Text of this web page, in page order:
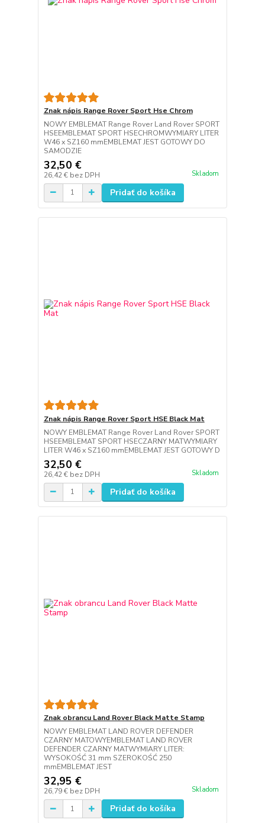
Znak nápis Range Rover Sport Hse Chrom
NOWY EMBLEMAT Range Rover Land Rover SPORT
HSEEMBLEMAT SPORT HSECHROMWYMIARY LITER
W46 x SZ160 mmEMBLEMAT JEST GOTOWY DO
SAMODZIE
32,50 €
26,42 € bez DPH Skladom
Pridať do košíka
Znak nápis Range Rover Sport HSE Black Mat
NOWY EMBLEMAT Range Rover Land Rover SPORT
HSEEMBLEMAT SPORT HSECZARNY MATWYMIARY
LITER W46 x SZ160 mmEMBLEMAT JEST GOTOWY D
32,50 €
26,42 € bez DPH Skladom
Pridať do košíka
Znak obrancu Land Rover Black Matte Stamp
NOWY EMBLEMAT LAND ROVER DEFENDER
CZARNY MATOWYEMBLEMAT LAND ROVER
DEFENDER CZARNY MATWYMIARY LITER:
WYSOKOŚĆ 31 mm SZEROKOŚĆ 250
mmEMBLEMAT JEST
32,95 €
26,79 € bez DPH Skladom
Pridať do košíka